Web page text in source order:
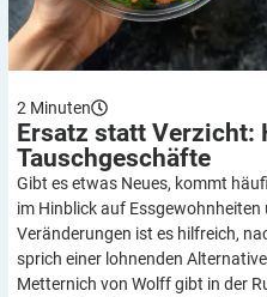
2 Minuten
Ersatz statt Verzicht:
Tauschgeschäfte
Gibt es etwas Neues, kommt
im Hinblick auf
Veränderungen ist es hilfreich,
sprich einer lohnenden
Metternich von Wolff gibt in der